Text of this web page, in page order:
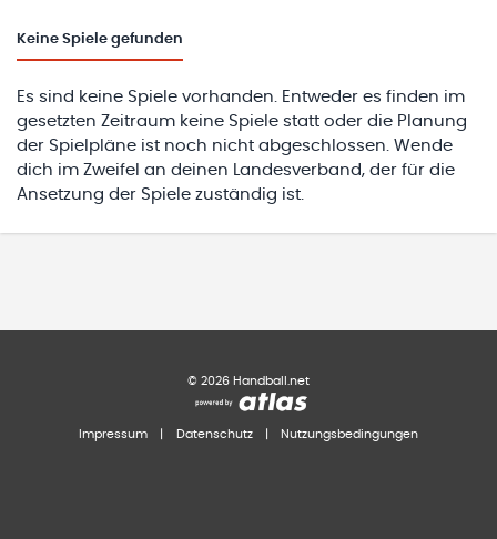
Keine Spiele gefunden
Es sind keine Spiele vorhanden. Entweder es finden im
gesetzten Zeitraum keine Spiele statt oder die Planung
der Spielpläne ist noch nicht abgeschlossen. Wende
dich im Zweifel an deinen Landesverband, der für die
Ansetzung der Spiele zuständig ist.
© 2026 Handball.net
Impressum Datenschutz Nutzungsbedingungen